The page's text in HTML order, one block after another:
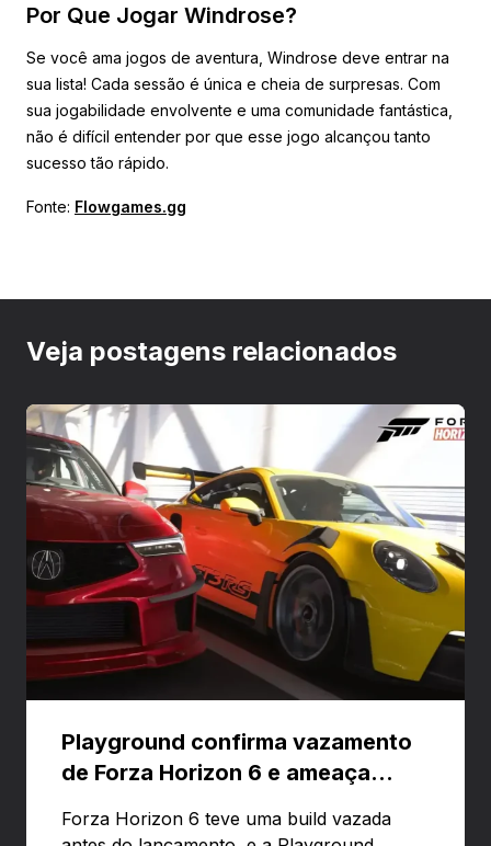
Por Que Jogar Windrose?
Se você ama jogos de aventura, Windrose deve entrar na
sua lista! Cada sessão é única e cheia de surpresas. Com
sua jogabilidade envolvente e uma comunidade fantástica,
não é difícil entender por que esse jogo alcançou tanto
sucesso tão rápido.
Fonte: Flowgames.gg
Veja postagens relacionados
Playground confirma vazamento
de Forza Horizon 6 e ameaça
Forza Horizon 6 teve uma build vazada